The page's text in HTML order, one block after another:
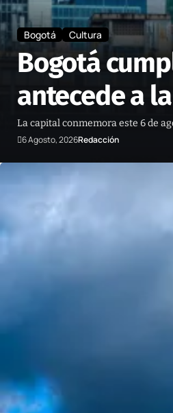
Bogotá Cultura
Bogotá
antecede a
La capital conmemora este 6 de
6 Agosto, 2026Redacción